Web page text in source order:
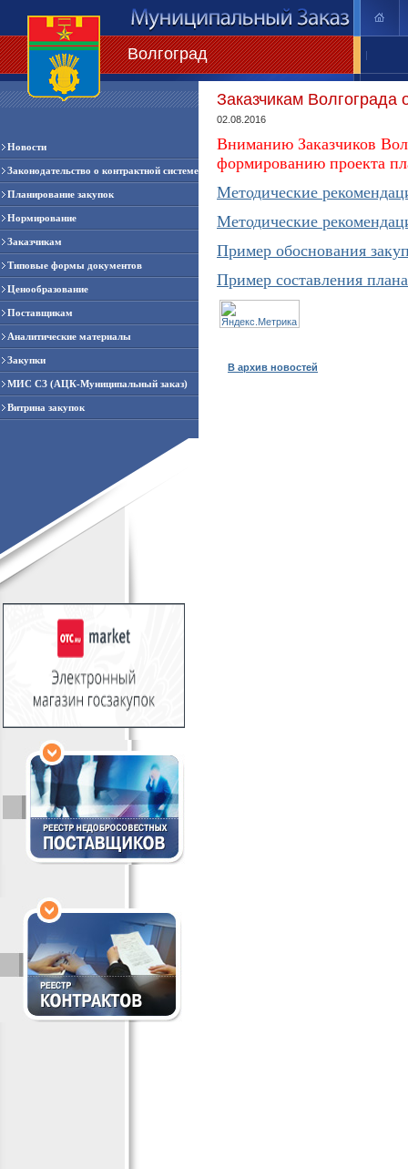
Волгоград |
Новости
Законодательство о контрактной системе
Планирование закупок
Нормирование
Заказчикам
Типовые формы документов
Ценообразование
Поставщикам
Аналитические материалы
Закупки
МИС СЗ (АЦК-Муниципальный заказ)
Витрина закупок
Заказчикам Волгограда
02.08.2016
Вниманию Заказчиков
формированию проекта
Методические
Методические
Пример обоснования
Пример составления
В архив новостей